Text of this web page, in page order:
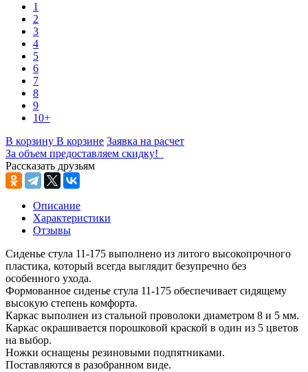
1
2
3
4
5
6
7
8
9
10+
В корзину В корзине Заявка на расчет
За объем предоставляем скидку!
Рассказать друзьям
Описание
Характеристики
Отзывы
Сиденье стула 11-175 выполнено из литого высокопрочного
пластика, который всегда выглядит безупречно без
особенного ухода.
Формованное сиденье стула 11-175 обеспечивает сидящему
высокую степень комфорта.
Каркас выполнен из стальной проволоки диаметром 8 и 5 мм.
Каркас окрашивается порошковой краской в один из 5 цветов
на выбор.
Ножки оснащены резиновыми подпятниками.
Поставляются в разобранном виде.